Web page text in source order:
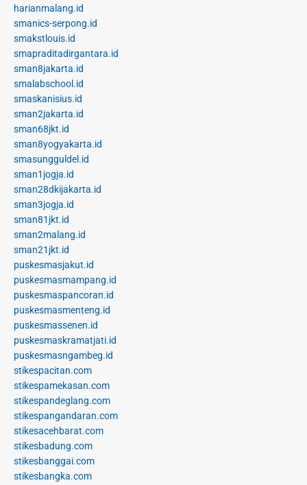
harianmalang.id
smanics-serpong.id
smakstlouis.id
smapraditadirgantara.id
sman8jakarta.id
smalabschool.id
smaskanisius.id
sman2jakarta.id
sman68jkt.id
sman8yogyakarta.id
smasungguldel.id
sman1jogja.id
sman28dkijakarta.id
sman3jogja.id
sman81jkt.id
sman2malang.id
sman21jkt.id
puskesmasjakut.id
puskesmasmampang.id
puskesmaspancoran.id
puskesmasmenteng.id
puskesmassenen.id
puskesmaskramatjati.id
puskesmasngambeg.id
stikespacitan.com
stikespamekasan.com
stikespandeglang.com
stikespangandaran.com
stikesacehbarat.com
stikesbadung.com
stikesbanggai.com
stikesbangka.com